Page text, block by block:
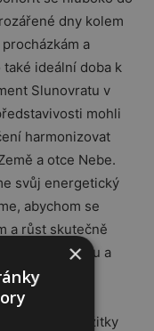
dny kolem
a
ideální doba k
Slunovratu v
mohli
harmonizovat
a otce Nebe.
svůj energetický
abychom se
a růst skutečně
podstatu a
prožitky
×